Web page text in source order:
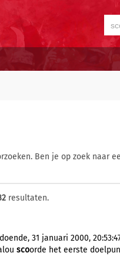
Ben je op zoek naar
resultaten.
31 januari 2000,
scoorde het eerste